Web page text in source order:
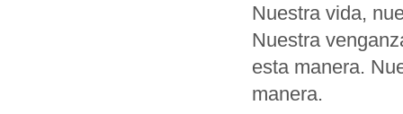
Nuestra vida,
Nuestra
esta manera.
manera.